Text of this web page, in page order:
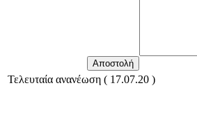
Τελευταία ανανέωση ( 17.07.20 )